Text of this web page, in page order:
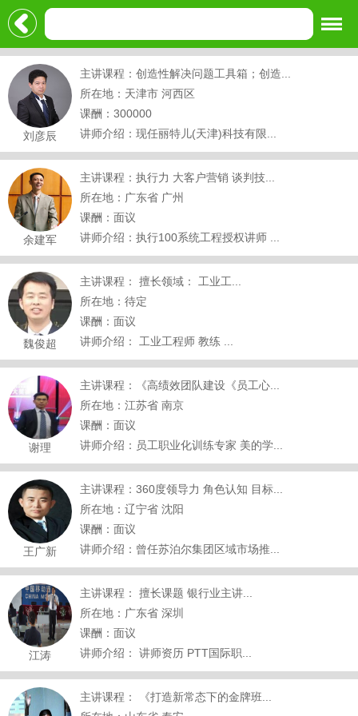
刘彦辰
主讲课程：创造性解决问题工具箱；创造...
所在地：天津市 河西区
课酬：300000
讲师介绍：现任丽特儿(天津)科技有限...
余建军
主讲课程：执行力 大客户营销 谈判技...
所在地：广东省 广州
课酬：面议
讲师介绍：执行100系统工程授权讲师 ...
魏俊超
主讲课程： 擅长领域： 工业工...
所在地：待定
课酬：面议
讲师介绍： 工业工程师 教练 ...
谢理
主讲课程：《高绩效团队建设《员工心...
所在地：江苏省 南京
课酬：面议
讲师介绍：员工职业化训练专家 美的学...
王广新
主讲课程：360度领导力 角色认知 目标...
所在地：辽宁省 沈阳
课酬：面议
讲师介绍：曾任苏泊尔集团区域市场推...
江涛
主讲课程： 擅长课题 银行业主讲...
所在地：广东省 深圳
课酬：面议
讲师介绍： 讲师资历 PTT国际职...
主讲课程： 《打造新常态下的金牌班...